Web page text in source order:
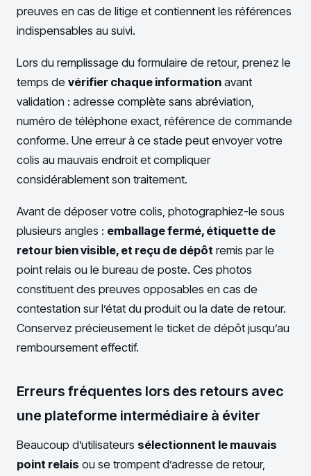
preuves en cas de litige et contiennent les références
indispensables au suivi.
Lors du remplissage du formulaire de retour, prenez le
temps de vérifier chaque information avant
validation : adresse complète sans abréviation,
numéro de téléphone exact, référence de commande
conforme. Une erreur à ce stade peut envoyer votre
colis au mauvais endroit et compliquer
considérablement son traitement.
Avant de déposer votre colis, photographiez-le sous
plusieurs angles : emballage fermé, étiquette de
retour bien visible, et reçu de dépôt remis par le
point relais ou le bureau de poste. Ces photos
constituent des preuves opposables en cas de
contestation sur l’état du produit ou la date de retour.
Conservez précieusement le ticket de dépôt jusqu’au
remboursement effectif.
Erreurs fréquentes lors des retours avec
une plateforme intermédiaire à éviter
Beaucoup d’utilisateurs sélectionnent le mauvais
point relais ou se trompent d’adresse de retour,